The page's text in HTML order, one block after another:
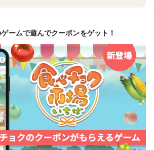
ームで遊んでクーポンをゲット！